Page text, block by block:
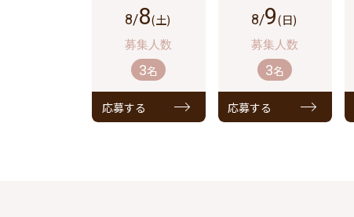
8/8(土)
3名
応募する
8/9(日)
3名
応募する